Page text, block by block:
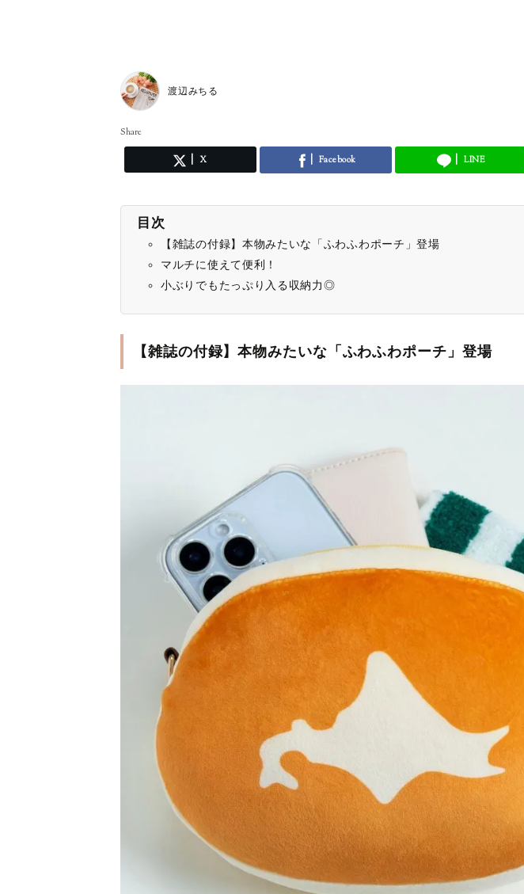
渡辺みちる
Share
X Facebook LINE
目次
【雑誌の付録】本物みたいな「ふわふわポーチ」登場
マルチに使えて便利！
小ぶりでもたっぷり入る収納力◎
【雑誌の付録】本物みたいな「ふわふわポーチ」登場